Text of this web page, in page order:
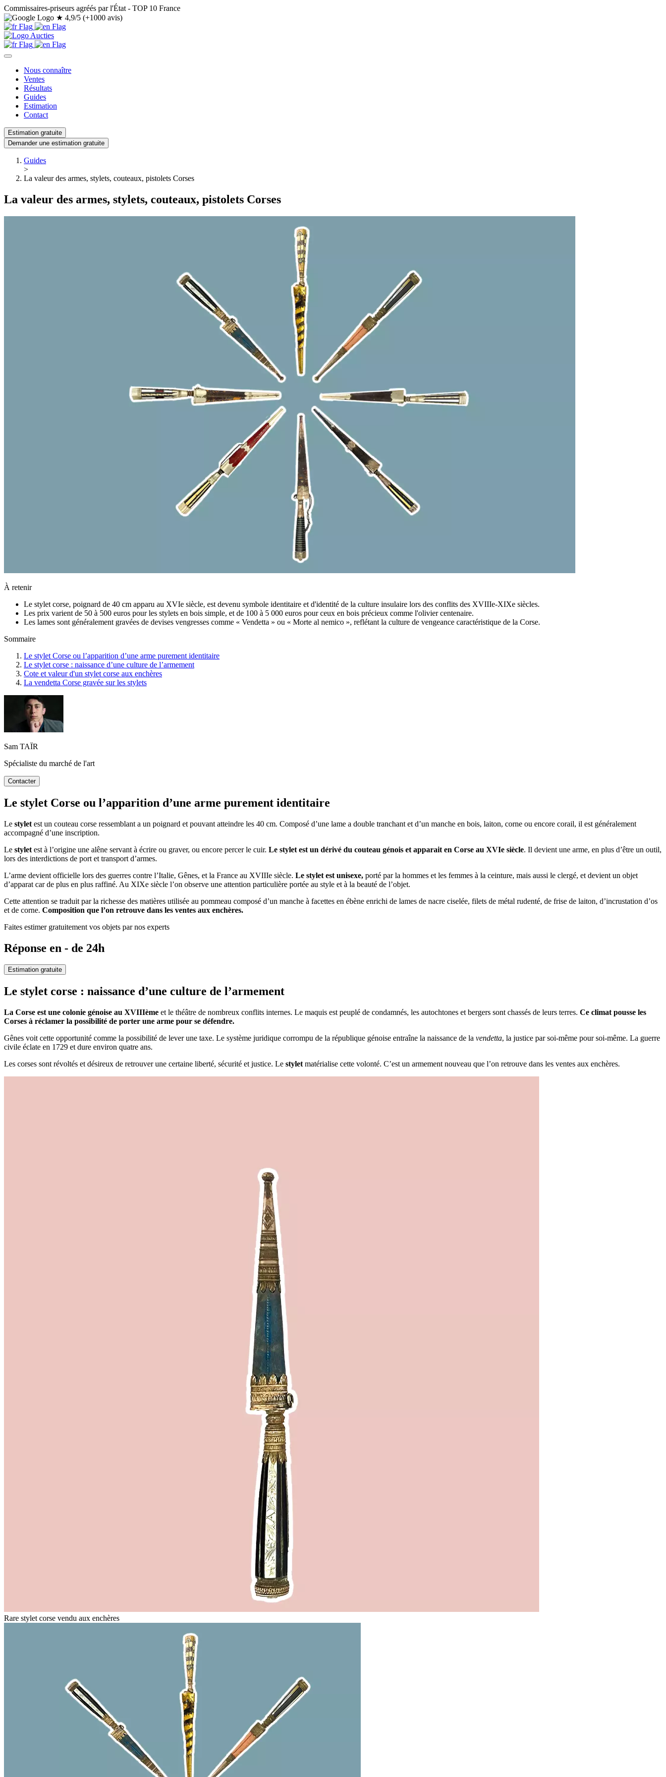
Commissaires-priseurs agréés par l'État - TOP 10 France
★ 4,9/5 (+1000 avis)
Nous connaître
Ventes
Résultats
Guides
Estimation
Contact
Estimation gratuite
Demander une estimation gratuite
Guides
>
La valeur des armes, stylets, couteaux, pistolets Corses
La valeur des armes, stylets, couteaux, pistolets Corses
À retenir
Le stylet corse, poignard de 40 cm apparu au XVIe siècle, est devenu symbole identitaire et d'identité de la culture insulaire lors des conflits des XVIIIe-XIXe siècles.
Les prix varient de 50 à 500 euros pour les stylets en bois simple, et de 100 à 5 000 euros pour ceux en bois précieux comme l'olivier centenaire.
Les lames sont généralement gravées de devises vengresses comme « Vendetta » ou « Morte al nemico », reflétant la culture de vengeance caractéristique de la Corse.
Sommaire
Le stylet Corse ou l’apparition d’une arme purement identitaire
Le stylet corse : naissance d’une culture de l’armement
Cote et valeur d'un stylet corse aux enchères
La vendetta Corse gravée sur les stylets
Sam TAÏR
Spécialiste du marché de l'art
Contacter
Le stylet Corse ou l’apparition d’une arme purement identitaire
Le stylet est un couteau corse ressemblant a un poignard et pouvant atteindre les 40 cm. Composé d’une lame a double tranchant et d’un manche en bois, laiton, corne ou encore corail, il est généralement
accompagné d’une inscription.
Le stylet est à l’origine une alêne servant à écrire ou graver, ou encore percer le cuir. Le stylet est un dérivé du couteau génois et apparait en Corse au XVIe siècle. Il devient une arme, en plus d’être un outil,
lors des interdictions de port et transport d’armes.
L’arme devient officielle lors des guerres contre l’Italie, Gênes, et la France au XVIIIe siècle. Le stylet est unisexe, porté par la hommes et les femmes à la ceinture, mais aussi le clergé, et devient un objet
d’apparat car de plus en plus raffiné. Au XIXe siècle l’on observe une attention particulière portée au style et à la beauté de l’objet.
Cette attention se traduit par la richesse des matières utilisée au pommeau composé d’un manche à facettes en ébène enrichi de lames de nacre ciselée, filets de métal rudenté, de frise de laiton, d’incrustation d’os
et de corne. Composition que l’on retrouve dans les ventes aux enchères.
Faites estimer gratuitement vos objets par nos experts
Réponse en - de 24h
Estimation gratuite
Le stylet corse : naissance d’une culture de l’armement
La Corse est une colonie génoise au XVIIIème et le théâtre de nombreux conflits internes. Le maquis est peuplé de condamnés, les autochtones et bergers sont chassés de leurs terres. Ce climat pousse les
Corses à réclamer la possibilité de porter une arme pour se défendre.
Gênes voit cette opportunité comme la possibilité de lever une taxe. Le système juridique corrompu de la république génoise entraîne la naissance de la vendetta, la justice par soi-même pour soi-même. La guerre
civile éclate en 1729 et dure environ quatre ans.
Les corses sont révoltés et désireux de retrouver une certaine liberté, sécurité et justice. Le stylet matérialise cette volonté. C’est un armement nouveau que l’on retrouve dans les ventes aux enchères.
Rare stylet corse vendu aux enchères